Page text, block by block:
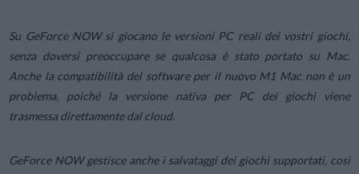
Su GeForce NOW si giocano le versioni PC reali dei vostri giochi,
senza doversi preoccupare se qualcosa è stato portato su Mac.
Anche la compatibilità del software per il nuovo M1 Mac non è un
problema, poiché la versione nativa per PC dei giochi viene
trasmessa direttamente dal cloud.
GeForce NOW gestisce anche i salvataggi dei giochi supportati, così